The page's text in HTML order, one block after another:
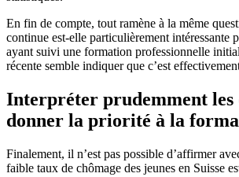
En fin de compte, tout ramène à la même
continue est-elle particulièrement intéressante
ayant suivi une formation professionnelle
récente semble indiquer que c’est
Interpréter prudemment les
donner la priorité à la
Finalement, il n’est pas possible d’affirmer
faible taux de chômage des jeunes en Suisse